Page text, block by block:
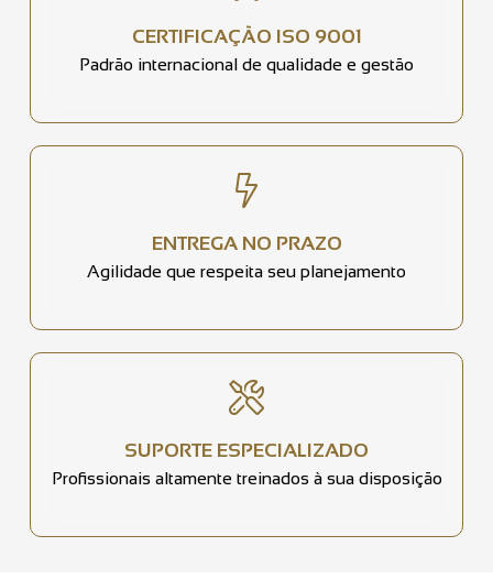
CERTIFICAÇÃO ISO 9001
Padrão internacional de qualidade e gestão
ENTREGA NO PRAZO
Agilidade que respeita seu planejamento
SUPORTE ESPECIALIZADO
Profissionais altamente treinados à sua disposição